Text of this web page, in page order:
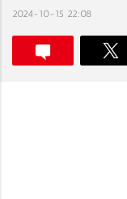
2024-10-15 22:08